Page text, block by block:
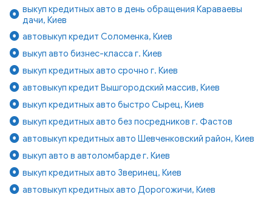
выкуп кредитных авто в день обращения Караваевы
дачи, Киев
автовыкуп кредит Соломенка, Киев
выкуп авто бизнес-класса г. Киев
выкуп кредитных авто срочно г. Киев
автовыкуп кредит Вышгородский массив, Киев
выкуп кредитных авто быстро Сырец, Киев
выкуп кредитных авто без посредников г. Фастов
автовыкуп кредитных авто Шевченковский район, Киев
выкуп авто в автоломбарде г. Киев
выкуп кредитных авто Зверинец, Киев
автовыкуп кредитных авто Дорогожичи, Киев